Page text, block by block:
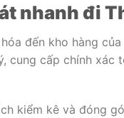
nhanh đi
đến kho hàng
cung cấp chính xác
kiểm kê và đóng